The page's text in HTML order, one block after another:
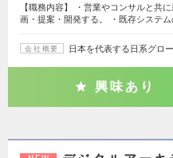
【職務内容】 ・営業やコンサルと共
画・提案・開発する。 ・既存システ
会社概要 日本を代表する日系グロ
興味あり